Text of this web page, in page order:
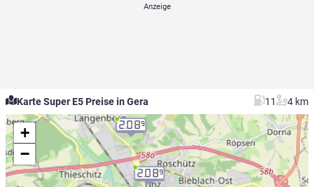
Karte Super E5 Preise in Gera 11 4 km
2.089
2.089
+
−